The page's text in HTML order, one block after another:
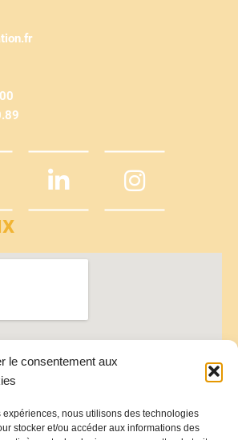
le consentement aux
expériences, nous utilisons des technologies
stocker et/ou accéder aux informations des